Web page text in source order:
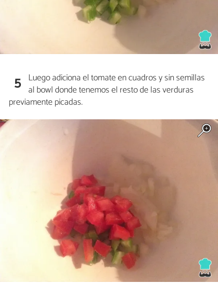
5 Luego adiciona el tomate en cuadros y sin semillas
al bowl donde tenemos el resto de las verduras
previamente picadas.